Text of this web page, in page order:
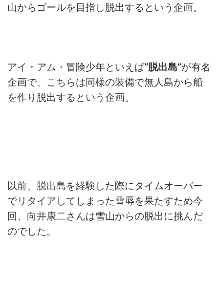
山からゴールを目指し脱出するという企画。
アイ・アム・冒険少年といえば“脱出島”が有名
企画で、こちらは同様の装備で無人島から船
を作り脱出するという企画。
以前、脱出島を経験した際にタイムオーバー
でリタイアしてしまった雪辱を果たすため今
回、向井康二さんは雪山からの脱出に挑んだ
のでした。